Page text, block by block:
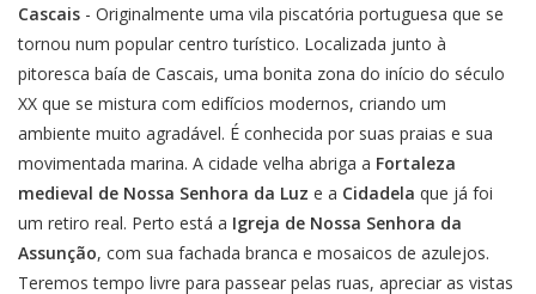
Cascais - Originalmente uma vila piscatória portuguesa que se
tornou num popular centro turístico. Localizada junto à
pitoresca baía de Cascais, uma bonita zona do início do século
XX que se mistura com edifícios modernos, criando um
ambiente muito agradável. É conhecida por suas praias e sua
movimentada marina. A cidade velha abriga a Fortaleza
medieval de Nossa Senhora da Luz e a Cidadela que já foi
um retiro real. Perto está a Igreja de Nossa Senhora da
Assunção, com sua fachada branca e mosaicos de azulejos.
Teremos tempo livre para passear pelas ruas, apreciar as vistas